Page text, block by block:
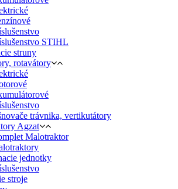
STIHL
struny
rotavátory
trávnika, vertikutátory
Agzat
Malotraktor
jednotky
stroje